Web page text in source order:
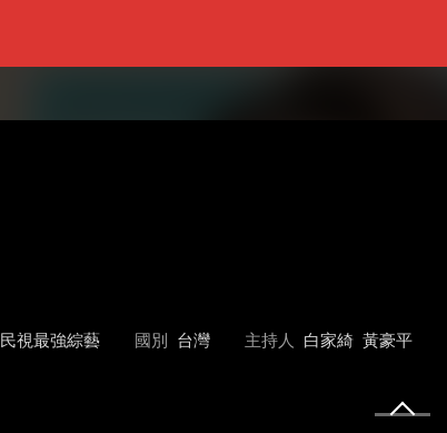
民視最強綜藝 國別 台灣 主持人 白家綺 黃豪平